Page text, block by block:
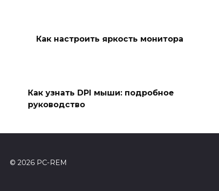
Как настроить яркость монитора
Как узнать DPI мыши: подробное
руководство
© 2026 PC-REM